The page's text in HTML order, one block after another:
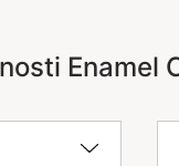
Enamel